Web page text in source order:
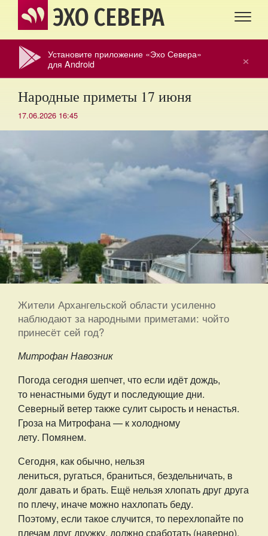
ЭХО СЕВЕРА
×
Установите приложение «Эхо Севера»
для Android
Народные приметы 17 июня
17.06.2026 16:45
Жители Архангельской области усиленно
наблюдают за народными приметами: чойто
принесёт сей год?
Митрофан Навозник
Погода сегодня шепчет, что если идёт дождь,
то ненастными будут и последующие дни.
Северный ветер также сулит сырость и ненастья.
Гроза на Митрофана — к холодному
лету. Помянем.
Сегодня, как обычно, нельзя
лениться, ругаться, браниться, бездельничать, в
долг давать и брать. Ещё нельзя хлопать друг друга
по плечу, иначе можно нахлопать беду.
Поэтому, если такое случится, то перехлопайте по
плечам друг дружку, должно сработать (наверно).